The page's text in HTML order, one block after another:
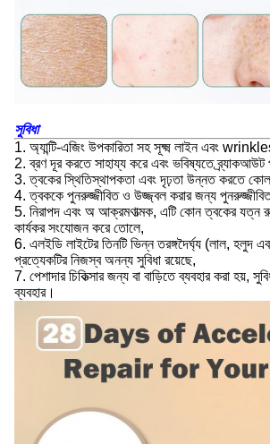
সুবিধা
1. অ্যান্টি-এজিং উপকারিতা সহ সূক্ষ্ম লাইন এবং
2. ব্রণ দূর করতে সাহায্য করে এবং ভবিষ্যতে ব্র্যাকআউট
3. ত্বকের স্থিতিস্থাপকতা এবং দৃঢ়তা উন্নত করতে
4. ত্বককে পুনরুজ্জীবিত ও উজ্জ্বল করার জন্য
5. নিরাপদ এবং অ আক্রমণাত্মক, এটি কোন ত্বকের যত্ন
কার্যকর সংযোজন করে তোলে,
6. এলইডি লাইটের তিনটি ভিন্ন তরঙ্গদৈর্ঘ্য (লাল, হলুদ
প্রত্যেকটির নিজস্ব অনন্য সুবিধা রয়েছে,
7. পেশাদার চিকিত্সার জন্য বা বাড়িতে ব্যবহার করা হয়,
ব্যবহার।